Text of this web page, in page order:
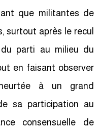
que militantes de
surtout après le recul
du parti au milieu du
en faisant observer
à un grand
sa participation au
consensuelle de